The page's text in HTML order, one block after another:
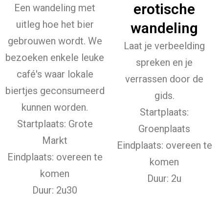
Een wandeling met
uitleg hoe het bier
gebrouwen wordt. We
bezoeken enkele leuke
café's waar lokale
biertjes geconsumeerd
kunnen worden.
Startplaats: Grote
Markt
Eindplaats: overeen te
komen
Duur: 2u30
erotische
wandeling
Laat je verbeelding
spreken en je
verrassen door de
gids.
Startplaats:
Groenplaats
Eindplaats: overeen te
komen
Duur: 2u